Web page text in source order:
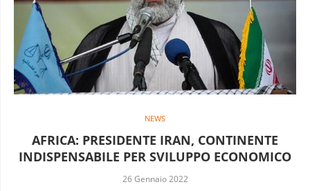
NEWS
AFRICA: PRESIDENTE IRAN, CONTINENTE
INDISPENSABILE PER SVILUPPO ECONOMICO
26 Gennaio 2022